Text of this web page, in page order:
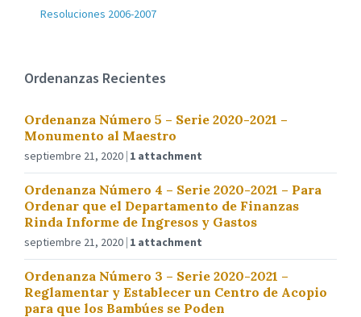
Resoluciones 2006-2007
Ordenanzas Recientes
Ordenanza Número 5 – Serie 2020-2021 –
Monumento al Maestro
septiembre 21, 2020 1 attachment
Ordenanza Número 4 – Serie 2020-2021 – Para
Ordenar que el Departamento de Finanzas
Rinda Informe de Ingresos y Gastos
septiembre 21, 2020 1 attachment
Ordenanza Número 3 – Serie 2020-2021 –
Reglamentar y Establecer un Centro de Acopio
para que los Bambúes se Poden